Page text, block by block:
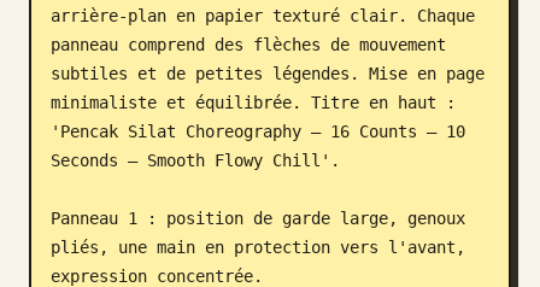
arrière-plan en papier texturé clair. Chaque
panneau comprend des flèches de mouvement
subtiles et de petites légendes. Mise en page
minimaliste et équilibrée. Titre en haut :
'Pencak Silat Choreography – 16 Counts – 10
Seconds – Smooth Flowy Chill'.
Panneau 1 : position de garde large, genoux
pliés, une main en protection vers l'avant,
expression concentrée.